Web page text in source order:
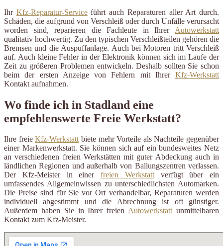
Ihr Kfz-Reparatur-Serviceführt auch Reparaturen aller Art durch.
Schäden, die aufgrund von Verschleiß oder durch Unfälle verursacht
worden sind, reparieren die Fachleute in Ihrer Autowerkstatt
qualitativ hochwertig. Zu den typischen Verschleißteilen gehören die
Bremsen und die Auspuffanlage. Auch bei Motoren tritt Verschleiß
auf. Auch kleine Fehler in der Elektronik können sich im Laufe der
Zeit zu größeren Problemen entwickeln. Deshalb sollten Sie schon
beim der ersten Anzeige von Fehlern mit Ihrer Kfz-Werkstatt
Kontakt aufnahmen.
Wo finde ich in Stadland eine
empfehlenswerte Freie Werkstatt?
Ihre freieKfz-Werkstattbiete mehr Vorteile als Nachteile gegenüber
einer Markenwerkstatt. Sie können sich auf ein bundesweites Netz
an verschiedenen freien Werkstätten mit guter Abdeckung auch in
ländlichen Regionen und außerhalb von Ballungszentren verlassen.
Der Kfz-Meister in einer freien Werkstattverfügt über ein
umfassendes Allgemeinwissen zu unterschiedlichsten Automarken.
Die Preise sind für Sie vor Ort verhandelbar, Reparaturen werden
individuell abgestimmt und die Abrechnung ist oft günstiger.
Außerdem haben Sie in Ihrer freienAutowerkstattunmittelbaren
Kontakt zum Kfz-Meister.